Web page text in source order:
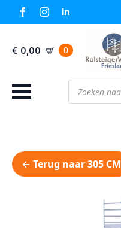
€ 0,00 0
Producten
zoeken
← Terug naar 305 CM